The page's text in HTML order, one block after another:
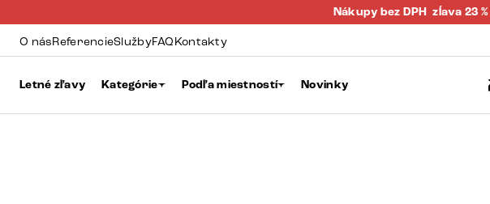
Nákupy bez DPH zĺava 23 %
O násReferencieSlužbyFAQKontakty
Letné zľavy Kategórie Podľa miestností Novinky